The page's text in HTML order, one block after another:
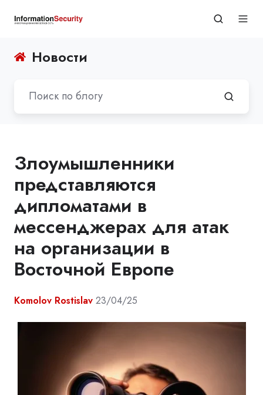
Новости
Злоумышленники
представляются
дипломатами в
мессенджерах для атак
на организации в
Восточной Европе
Komolov Rostislav 23/04/25